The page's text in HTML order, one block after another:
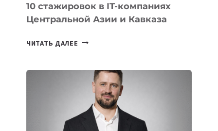
10 стажировок в IT-компаниях
Центральной Азии и Кавказа
ЧИТАТЬ ДАЛЕЕ 10
КОМПАНИЯХ
ЦЕНТРАЛЬНОЙ
АЗИИ